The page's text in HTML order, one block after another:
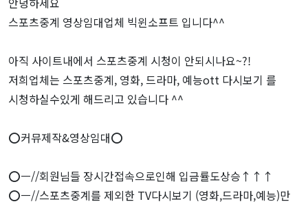
스포츠중계 영상임대업체 빅윈소프트 입니다^^
아직 사이트내에서 스포츠중계 시청이 안되시나요~?!
저희업체는 스포츠중계, 영화, 드라마, 예능ott 다시보기 를
시청하실수있게 해드리고 있습니다 ^^
⭕️커뮤제작&영상임대⭕️
⭕️ㅡ//회원님들 장시간접속으로인해 입금률도상승↑↑↑
⭕️ㅡ//스포츠중계를 제외한 TV다시보기 (영화,드라마,예능)만